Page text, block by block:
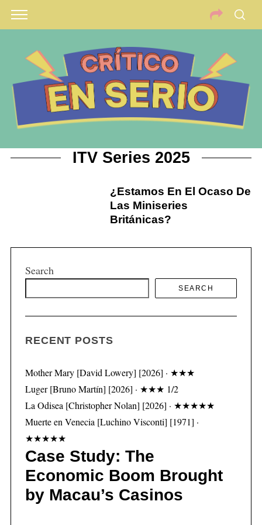
ITV Series 2025
¿Estamos En El Ocaso De
Las Miniseries
Británicas?
Search
SEARCH
RECENT POSTS
Mother Mary [David Lowery] [2026] · ★★★
Luger [Bruno Martín] [2026] · ★★★ 1/2
La Odisea [Christopher Nolan] [2026] · ★★★★★
Muerte en Venecia [Luchino Visconti] [1971] ·
★★★★★
Case Study: The
Economic Boom Brought
by Macau’s Casinos
r
h
f
r
: